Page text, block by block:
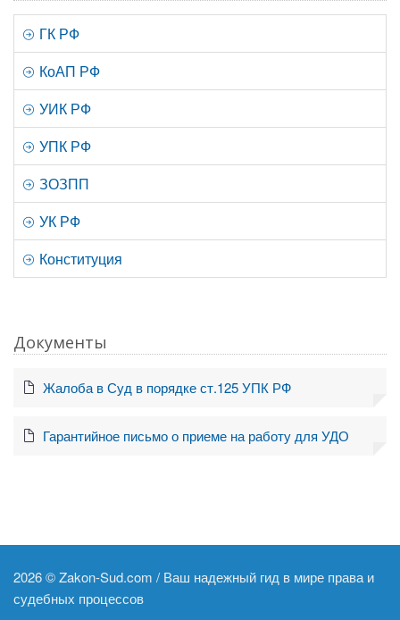
ГК РФ
КоАП РФ
УИК РФ
УПК РФ
ЗОЗПП
УК РФ
Конституция
Документы
Жалоба в Суд в порядке ст.125 УПК РФ
Гарантийное письмо о приеме на работу для УДО
2026 ©Zakon-Sud.com / Ваш надежный гид в мире права и
судебных процессов